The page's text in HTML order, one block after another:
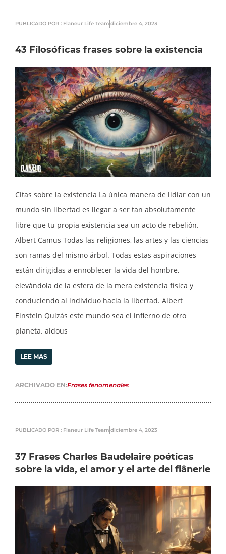
PUBLICADO POR : Flaneur Life Team diciembre 4, 2023
43 Filosóficas frases sobre la existencia
Citas sobre la existencia La única manera de lidiar con un
mundo sin libertad es llegar a ser tan absolutamente
libre que tu propia existencia sea un acto de rebelión.
Albert Camus Todas las religiones, las artes y las ciencias
son ramas del mismo árbol. Todas estas aspiraciones
están dirigidas a ennoblecer la vida del hombre,
elevándola de la esfera de la mera existencia física y
conduciendo al individuo hacia la libertad. Albert
Einstein Quizás este mundo sea el infierno de otro
planeta. aldous
LEE MAS
ARCHIVADO EN:Frases fenomenales
PUBLICADO POR : Flaneur Life Team diciembre 4, 2023
37 Frases Charles Baudelaire poéticas
sobre la vida, el amor y el arte del flânerie